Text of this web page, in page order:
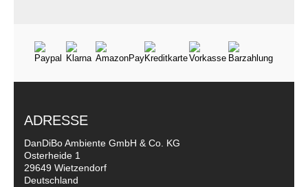
ADRESSE
DanDiBo Ambiente GmbH & Co. KG
Osterheide 1
29649 Wietzendorf
Deutschland